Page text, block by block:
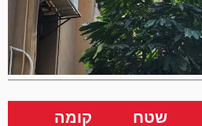
שטח קומה